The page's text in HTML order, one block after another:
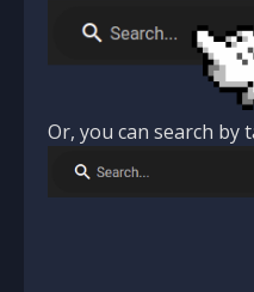
Or, you can search by